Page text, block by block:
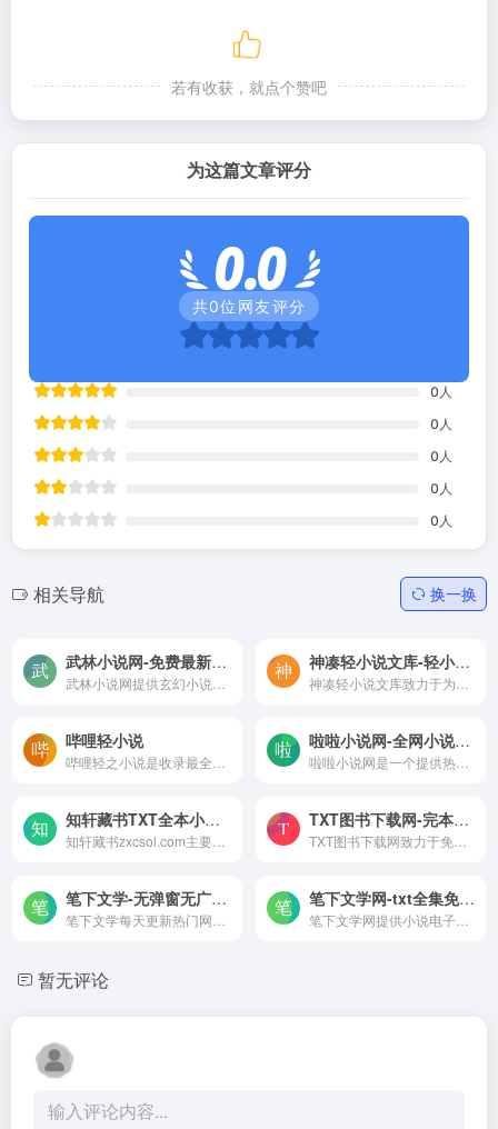
若有收获，就点个赞吧
为这篇文章评分
0.0
共0位网友评分
0 人
0 人
0 人
0 人
0 人
相关导航 换一换
武林小说网-免费最新全本小说在线阅读 神凑轻小说文库-轻小说免费在线阅读
哔哩轻小说 啦啦小说网-全网小说全文无弹窗免费阅读
知轩藏书TXT全本小说下载 TXT图书下载网-完本TXT电子书免费下载
笔下文学-无弹窗无广告小说阅读网 笔下文学网-txt全集免费下载,txt下载，玄幻小说,言情小说在线阅读无弹窗
暂无评论